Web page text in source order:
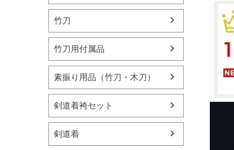
竹刀
竹刀用付属品
素振り用品（竹刀・木刀）
剣道着袴セット
剣道着